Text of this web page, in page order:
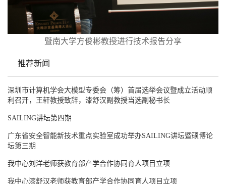
暨南大学方俊彬教授进行技术报告分享
推荐新闻
深圳市计算机学会大模型专委会（筹）首届选举会议暨成立活动顺
利召开，王轩教授致辞，漆舒汉副教授当选副秘书长
SAILING讲坛第四期
广东省安全智能新技术重点实验室成功举办SAILING讲坛暨硕博论
坛第三期
我中心刘洋老师获教育部产学合作协同育人项目立项
我中心漆舒汉老师获教育部产学合作协同育人项目立项